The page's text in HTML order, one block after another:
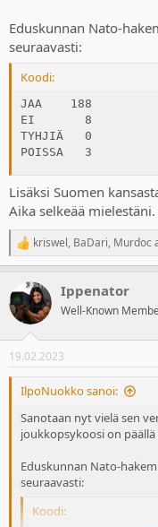
Eduskunnan Nato-
seuraavasti:
Koodi:
JAA    188
EI       8
TYHJIÄ   0
POISSA   3
Lisäksi Suomen
Aika selkeää
R
e
c
t
i
s
:
kriswel, BaDari, Murdoc
Ippenator
Well-Known
19.02.2023
IlpoNuokko sanoi:
Sanotaan nyt vielä sen
joukkopsykoosi on
Eduskunnan Nato-
seuraavasti:
Koodi: